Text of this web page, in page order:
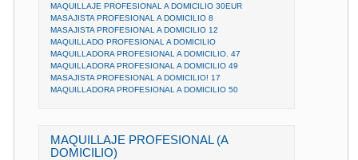
MAQUILLAJE PROFESIONAL A DOMICILIO 30EUR
MASAJISTA PROFESIONAL A DOMICILIO 8
MASAJISTA PROFESIONAL A DOMICILIO 12
MAQUILLADO PROFESIONAL A DOMICILIO
MAQUILLADORA PROFESIONAL A DOMICILIO. 47
MAQUILLADORA PROFESIONAL A DOMICILIO 49
MASAJISTA PROFESIONAL A DOMICILIO! 17
MAQUILLADORA PROFESIONAL A DOMICILIO 50
MAQUILLAJE PROFESIONAL (A
DOMICILIO)